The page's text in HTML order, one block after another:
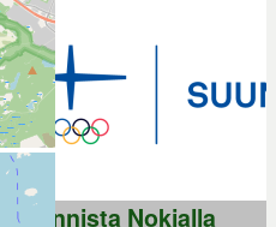
Suunnista Nokialla